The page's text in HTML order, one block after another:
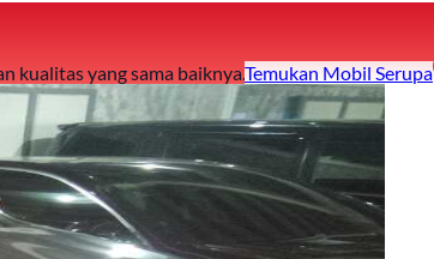
kualitas yang sama baiknya.Temukan Mobil Serupa